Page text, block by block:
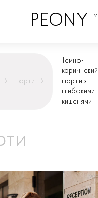
PEONY ™
→ Шорти →
Темно-
коричневий
шорти з
глибокими
кишенями